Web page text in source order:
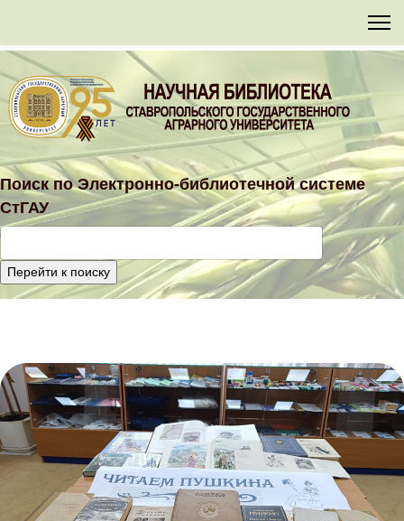
Поиск поЭлектронно-библиотечнойсистеме
СтГАУ